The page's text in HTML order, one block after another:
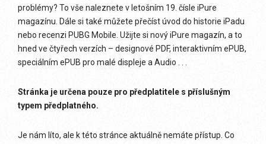
problémy? To vše naleznete v letošním 19. čísle iPure
magazínu. Dále si také můžete přečíst úvod do historie iPadu
nebo recenzi PUBG Mobile. Užijte si nový iPure magazín, a to
hned ve čtyřech verzích – designové PDF, interaktivním ePUB,
speciálním ePUB pro malé displeje a Audio . . .
Stránka je určena pouze pro předplatitele s příslušným
typem předplatného.
Je nám líto, ale k této stránce aktuálně nemáte přístup. Co